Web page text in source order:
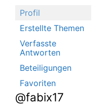
Profil
Erstellte Themen
Verfasste
Antworten
Beteiligungen
Favoriten
@fabix17